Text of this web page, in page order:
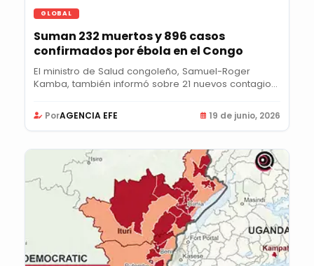
GLOBAL
Suman 232 muertos y 896 casos
confirmados por ébola en el Congo
El ministro de Salud congoleño, Samuel-Roger
Kamba, también informó sobre 21 nuevos contagios
PorAGENCIA EFE 19 de junio, 2026